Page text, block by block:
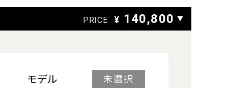
PRICE ¥ 140,800 ▼
モデル 未選択